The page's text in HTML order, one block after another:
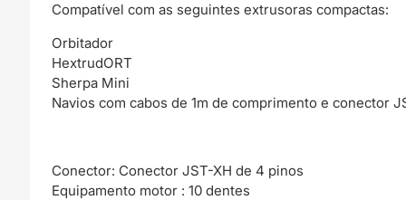
Compatível com as seguintes extrusoras compactas:
Orbitador
HextrudORT
Sherpa Mini
Navios com cabos de 1m de comprimento e conector
Conector: Conector JST-XH de 4 pinos
Equipamento motor : 10 dentes